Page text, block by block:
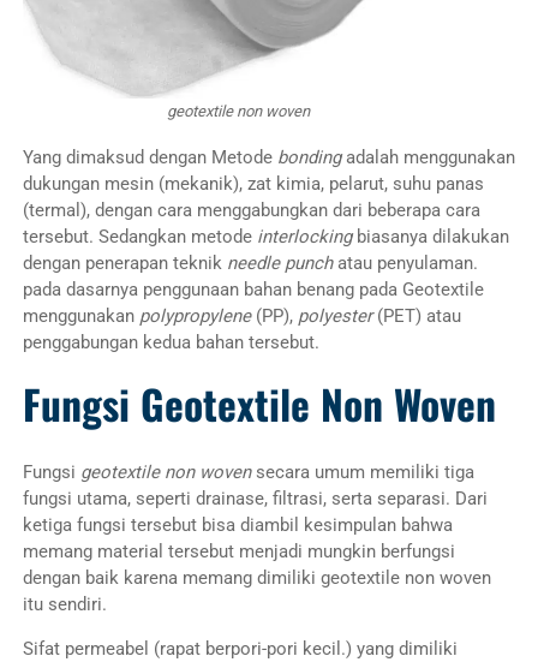
geotextile non woven
Yang dimaksud dengan Metode bondingadalah menggunakan
dukungan mesin (mekanik), zat kimia, pelarut, suhu panas
(termal), dengan cara menggabungkan dari beberapa cara
tersebut. Sedangkan metode interlocking biasanya dilakukan
dengan penerapan teknik needle punch atau penyulaman.
pada dasarnya penggunaan bahan benang pada Geotextile
menggunakan polypropylene (PP), polyester(PET) atau
penggabungan kedua bahan tersebut.
Fungsi Geotextile Non Woven
Fungsi geotextile non wovensecara umum memiliki tiga
fungsi utama, seperti drainase, filtrasi, serta separasi. Dari
ketiga fungsi tersebut bisa diambil kesimpulan bahwa
memang material tersebut menjadi mungkin berfungsi
dengan baik karena memang dimiliki geotextile non woven
itu sendiri.
Sifat permeabel (rapat berpori-pori kecil.) yang dimiliki